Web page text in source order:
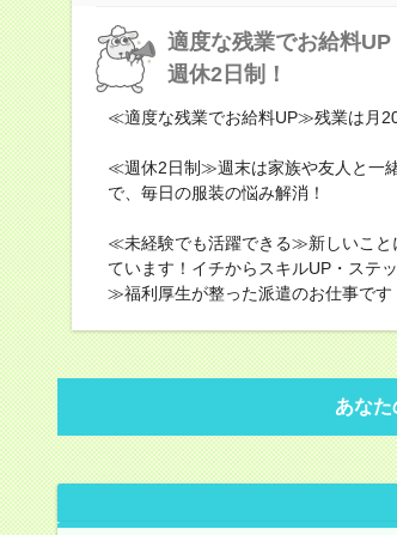
適度な残業でお給料UP
週休2日制！
≪適度な残業でお給料UP≫残業は月
≪週休2日制≫週末は家族や友人と一
で、毎日の服装の悩み解消！
≪未経験でも活躍できる≫新しいこと
ています！イチからスキルUP・ステ
≫福利厚生が整った派遣のお仕事です
あなた